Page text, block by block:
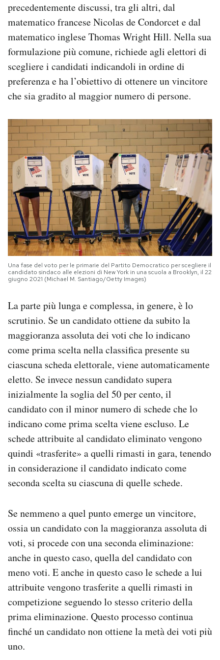
precedentemente discussi, tra gli altri, dal
matematico francese Nicolas de Condorcet e dal
matematico inglese Thomas Wright Hill. Nella sua
formulazione più comune, richiede agli elettori di
scegliere i candidati indicandoli in ordine di
preferenza e ha l’obiettivo di ottenere un vincitore
che sia gradito al maggior numero di persone.
Una fase del voto per le primarie del Partito Democratico per scegliere il
candidato sindaco alle elezioni di New York in una scuola a Brooklyn, il 22
giugno 2021 (Michael M. Santiago/Getty Images)
La parte più lunga e complessa, in genere, è lo
scrutinio. Se un candidato ottiene da subito la
maggioranza assoluta dei voti che lo indicano
come prima scelta nella classifica presente su
ciascuna scheda elettorale, viene automaticamente
eletto. Se invece nessun candidato supera
inizialmente la soglia del 50 per cento, il
candidato con il minor numero di schede che lo
indicano come prima scelta viene escluso. Le
schede attribuite al candidato eliminato vengono
quindi «trasferite» a quelli rimasti in gara, tenendo
in considerazione il candidato indicato come
seconda scelta su ciascuna di quelle schede.
Se nemmeno a quel punto emerge un vincitore,
ossia un candidato con la maggioranza assoluta di
voti, si procede con una seconda eliminazione:
anche in questo caso, quella del candidato con
meno voti. E anche in questo caso le schede a lui
attribuite vengono trasferite a quelli rimasti in
competizione seguendo lo stesso criterio della
prima eliminazione. Questo processo continua
finché un candidato non ottiene la metà dei voti più
uno.